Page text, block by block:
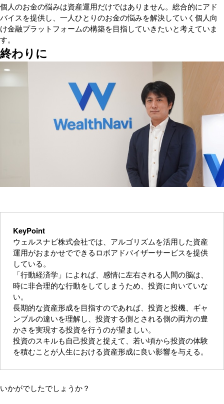
個人のお金の悩みは資産運用だけではありません。総合的にアド
バイスを提供し、一人ひとりのお金の悩みを解決していく個人向
け金融プラットフォームの構築を目指していきたいと考えていま
す。
終わりに
KeyPoint
ウェルスナビ株式会社では、アルゴリズムを活用した資産
運用がおまかせでできるロボアドバイザーサービスを提供
している。
「行動経済学」によれば、感情に左右される人間の脳は、
時に非合理的な行動をしてしまうため、投資に向いていな
い。
長期的な資産形成を目指すのであれば、投資と投機、ギャ
ンブルの違いを理解し、投資する側とされる側の両方の豊
かさを実現する投資を行うのが望ましい。
投資のスキルも自己投資と捉えて、若い頃から投資の体験
を積むことが人生における資産形成に良い影響を与える。
いかがでしたでしょうか？